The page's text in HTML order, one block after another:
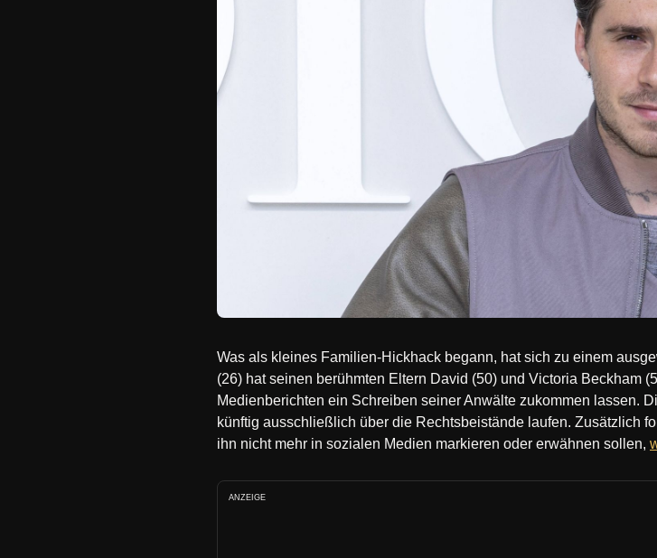
Was als kleines Familien-Hickhack begann, hat sich zu einem
(26) hat seinen berühmten Eltern David (50) und Victoria Beckham
Medienberichten ein Schreiben seiner Anwälte zukommen lassen.
künftig ausschließlich über die Rechtsbeistände laufen. Zusätzlich
ihn nicht mehr in sozialen Medien markieren oder erwähnen sollen,
ANZEIGE